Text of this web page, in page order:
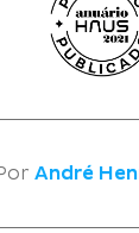
André